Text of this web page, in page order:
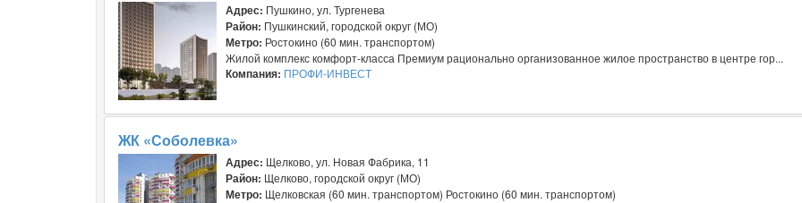
Адрес: Пушкино, ул. Тургенева
Район: Пушкинский, городской округ (МО)
Метро: Ростокино (60 мин. транспортом)
Жилой комплекс комфорт-класса Премиум рационально организованное жилое пространство в центре гор...
Компания: ПРОФИ-ИНВЕСТ
ЖК «Соболевка»
Адрес: Щелково, ул. Новая Фабрика, 11
Район: Щелково, городской округ (МО)
Метро: Щелковская (60 мин. транспортом) Ростокино (60 мин. транспортом)